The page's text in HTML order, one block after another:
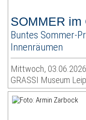
SOMMER im
Buntes Sommer-
Innenräumen
Mittwoch,
GRASSI Museum